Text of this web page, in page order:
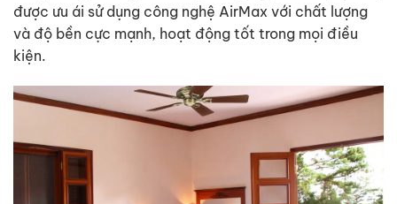
được ưu ái sử dụng công nghệ AirMax với chất lượng
và độ bền cực mạnh, hoạt động tốt trong mọi điều
kiện.